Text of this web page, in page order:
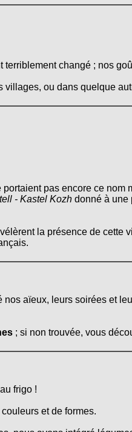
changé ; nos
ou dans quelque
pas encore ce nom
- Kastel Kozh donné à une
la présence de cette
aïeux, leurs soirées et
; si non trouvée, vous
frigo !
et de formes.